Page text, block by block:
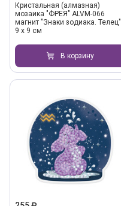
Кристальная (алмазная)
мозаика "ФРЕЯ" ALVM-066
магнит "Знаки зодиака. Телец"
9 х 9 см
В корзину